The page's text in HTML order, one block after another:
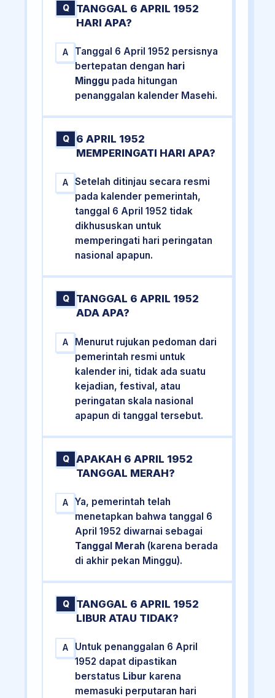
Q
TANGGAL 6 APRIL 1952
HARI APA?
A
Tanggal 6 April 1952 persisnya
bertepatan dengan hari
Minggu pada hitungan
penanggalan kalender Masehi.
Q
6 APRIL 1952
MEMPERINGATI HARI APA?
A
Setelah ditinjau secara resmi
pada kalender pemerintah,
tanggal 6 April 1952 tidak
dikhususkan untuk
memperingati hari peringatan
nasional apapun.
Q
TANGGAL 6 APRIL 1952
ADA APA?
A
Menurut rujukan pedoman dari
pemerintah resmi untuk
kalender ini, tidak ada suatu
kejadian, festival, atau
peringatan skala nasional
apapun di tanggal tersebut.
Q
APAKAH 6 APRIL 1952
TANGGAL MERAH?
A
Ya, pemerintah telah
menetapkan bahwa tanggal 6
April 1952 diwarnai sebagai
Tanggal Merah (karena berada
di akhir pekan Minggu).
Q
TANGGAL 6 APRIL 1952
LIBUR ATAU TIDAK?
A
Untuk penanggalan 6 April
1952 dapat dipastikan
berstatus Libur karena
memasuki perputaran hari